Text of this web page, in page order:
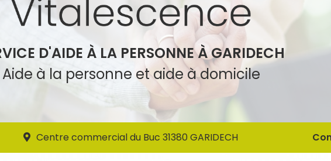
Aide à la
D'AIDE À LA PERSONNE À GARIDECH
Aide à la personne et aide à domicile
Centre commercial du Buc 31380 GARIDECH